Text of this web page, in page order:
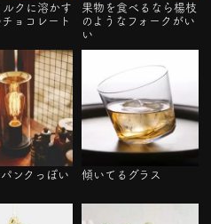
ルクに溶かす
ョコレート
果物を食べるなら楊枝
のようなフォークがい
い
パンクっぽい 傾いてるグラス